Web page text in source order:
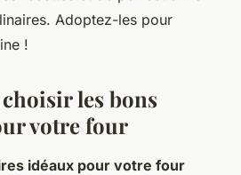
Adoptez-les pour
!
les bons
votre four
idéaux pour votre four